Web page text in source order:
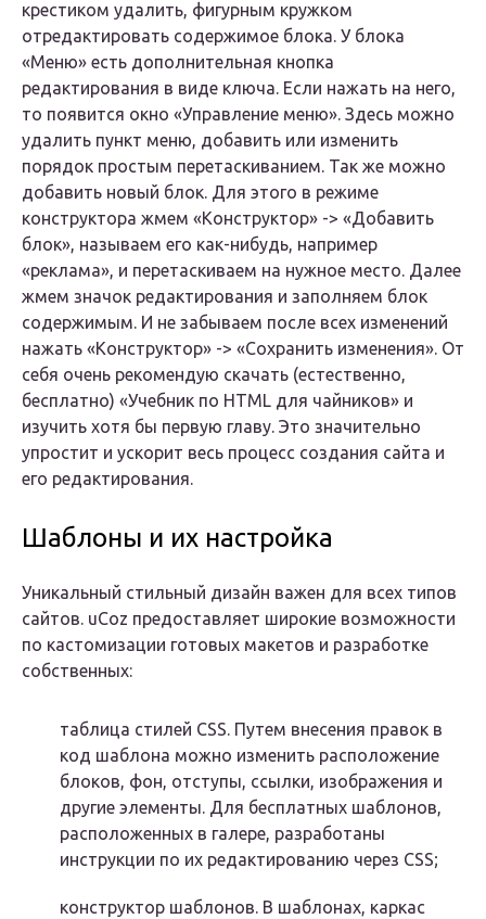
крестиком удалить, фигурным кружком
отредактировать содержимое блока. У блока
«Меню» есть дополнительная кнопка
редактирования в виде ключа. Если нажать на него,
то появится окно «Управление меню». Здесь можно
удалить пункт меню, добавить или изменить
порядок простым перетаскиванием. Так же можно
добавить новый блок. Для этого в режиме
конструктора жмем «Конструктор» -> «Добавить
блок», называем его как-нибудь, например
«реклама», и перетаскиваем на нужное место. Далее
жмем значок редактирования и заполняем блок
содержимым. И не забываем после всех изменений
нажать «Конструктор» -> «Сохранить изменения». От
себя очень рекомендую скачать (естественно,
бесплатно) «Учебник по HTML для чайников» и
изучить хотя бы первую главу. Это значительно
упростит и ускорит весь процесс создания сайта и
его редактирования.
Шаблоны и их настройка
Уникальный стильный дизайн важен для всех типов
сайтов. uCoz предоставляет широкие возможности
по кастомизации готовых макетов и разработке
собственных:
таблица стилей CSS. Путем внесения правок в
код шаблона можно изменить расположение
блоков, фон, отступы, ссылки, изображения и
другие элементы. Для бесплатных шаблонов,
расположенных в галере, разработаны
инструкции по их редактированию через CSS;
конструктор шаблонов. В шаблонах, каркас